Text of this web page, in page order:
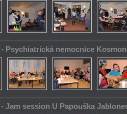
- Psychiatrická nemocnice
- Jam session U Papouška